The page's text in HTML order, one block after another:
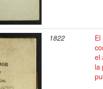
1822
El
el
la